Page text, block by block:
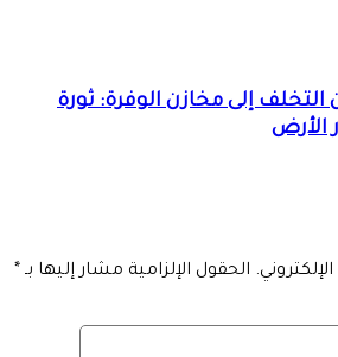
إلى مخازن الوفرة: ثورة
الأرض
الحقول الإلزامية مشار إليها بـ *